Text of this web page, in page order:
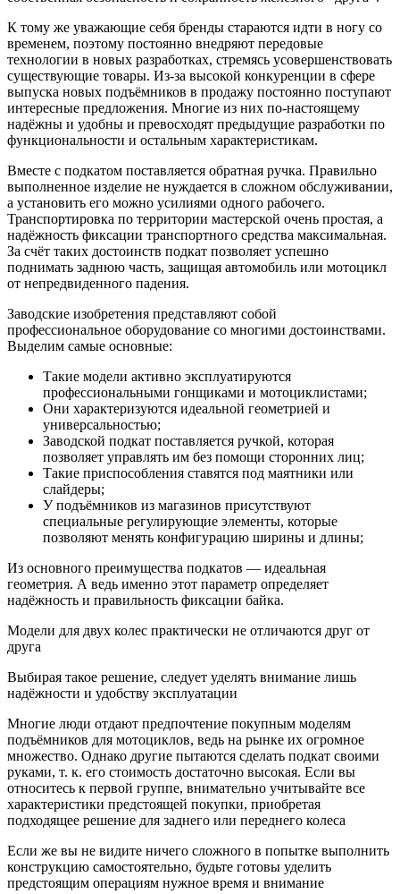
К тому же уважающие себя бренды стараются идти в ногу со
временем, поэтому постоянно внедряют передовые
технологии в новых разработках, стремясь усовершенствовать
существующие товары. Из-за высокой конкуренции в сфере
выпуска новых подъёмников в продажу постоянно поступают
интересные предложения. Многие из них по-настоящему
надёжны и удобны и превосходят предыдущие разработки по
функциональности и остальным характеристикам.
Вместе с подкатом поставляется обратная ручка. Правильно
выполненное изделие не нуждается в сложном обслуживании,
а установить его можно усилиями одного рабочего.
Транспортировка по территории мастерской очень простая, а
надёжность фиксации транспортного средства максимальная.
За счёт таких достоинств подкат позволяет успешно
поднимать заднюю часть, защищая автомобиль или мотоцикл
от непредвиденного падения.
Заводские изобретения представляют собой
профессиональное оборудование со многими достоинствами.
Выделим самые основные:
Такие модели активно эксплуатируются
профессиональными гонщиками и мотоциклистами;
Они характеризуются идеальной геометрией и
универсальностью;
Заводской подкат поставляется ручкой, которая
позволяет управлять им без помощи сторонних лиц;
Такие приспособления ставятся под маятники или
слайдеры;
У подъёмников из магазинов присутствуют
специальные регулирующие элементы, которые
позволяют менять конфигурацию ширины и длины;
Из основного преимущества подкатов — идеальная
геометрия. А ведь именно этот параметр определяет
надёжность и правильность фиксации байка.
Модели для двух колес практически не отличаются друг от
друга
Выбирая такое решение, следует уделять внимание лишь
надёжности и удобству эксплуатации
Многие люди отдают предпочтение покупным моделям
подъёмников для мотоциклов, ведь на рынке их огромное
множество. Однако другие пытаются сделать подкат своими
руками, т. к. его стоимость достаточно высокая. Если вы
относитесь к первой группе, внимательно учитывайте все
характеристики предстоящей покупки, приобретая
подходящее решение для заднего или переднего колеса
Если же вы не видите ничего сложного в попытке выполнить
конструкцию самостоятельно, будьте готовы уделить
предстоящим операциям нужное время и внимание